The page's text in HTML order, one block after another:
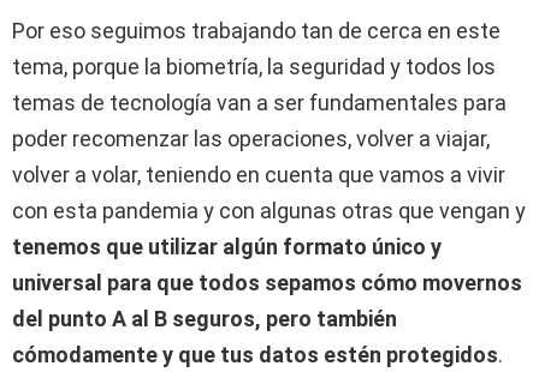
Por eso seguimos trabajando tan de cerca en este
tema, porque la biometría, la seguridad y todos los
temas de tecnología van a ser fundamentales para
poder recomenzar las operaciones, volver a viajar,
volver a volar, teniendo en cuenta que vamos a vivir
con esta pandemia y con algunas otras que vengan y
tenemos que utilizar algún formato único y
universal para que todos sepamos cómo movernos
del punto A al B seguros, pero también
cómodamente y que tus datos estén protegidos.